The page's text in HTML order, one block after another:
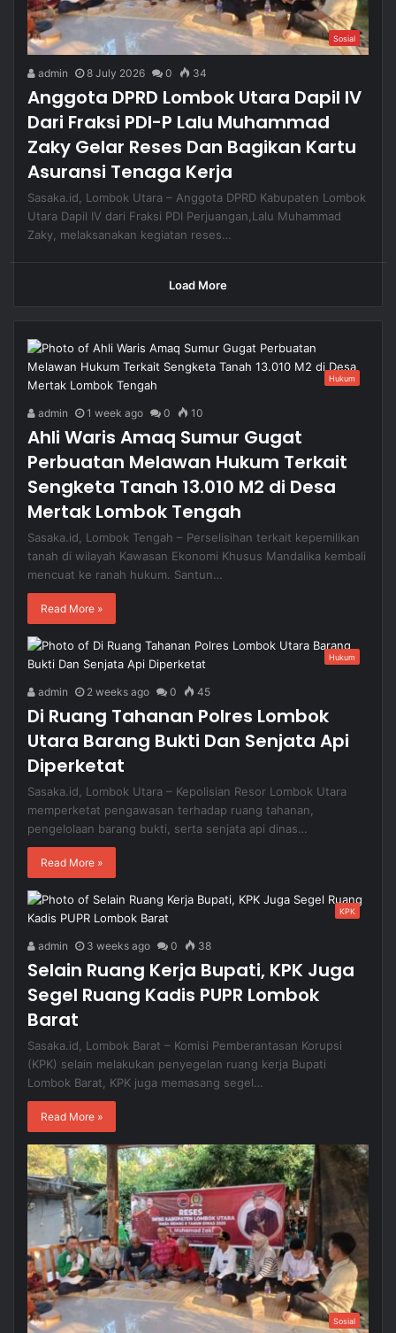
Sosial
admin 8 July 2026 0 34
Anggota DPRD Lombok Utara Dapil IV
Dari Fraksi PDI-P Lalu Muhammad
Zaky Gelar Reses Dan Bagikan Kartu
Asuransi Tenaga Kerja
Sasaka.id, Lombok Utara – Anggota DPRD Kabupaten Lombok
Utara Dapil IV dari Fraksi PDI Perjuangan,Lalu Muhammad
Zaky, melaksanakan kegiatan reses…
Load More
Hukum
admin 1 week ago 0 10
Ahli Waris Amaq Sumur Gugat
Perbuatan Melawan Hukum Terkait
Sengketa Tanah 13.010 M2 di Desa
Mertak Lombok Tengah
Sasaka.id, Lombok Tengah – Perselisihan terkait kepemilikan
tanah di wilayah Kawasan Ekonomi Khusus Mandalika kembali
mencuat ke ranah hukum. Santun…
Read More »
Hukum
admin 2 weeks ago 0 45
Di Ruang Tahanan Polres Lombok
Utara Barang Bukti Dan Senjata Api
Diperketat
Sasaka.id, Lombok Utara – Kepolisian Resor Lombok Utara
memperketat pengawasan terhadap ruang tahanan,
pengelolaan barang bukti, serta senjata api dinas…
Read More »
KPK
admin 3 weeks ago 0 38
Selain Ruang Kerja Bupati, KPK Juga
Segel Ruang Kadis PUPR Lombok
Barat
Sasaka.id, Lombok Barat – Komisi Pemberantasan Korupsi
(KPK) selain melakukan penyegelan ruang kerja Bupati
Lombok Barat, KPK juga memasang segel…
Read More »
Sosial